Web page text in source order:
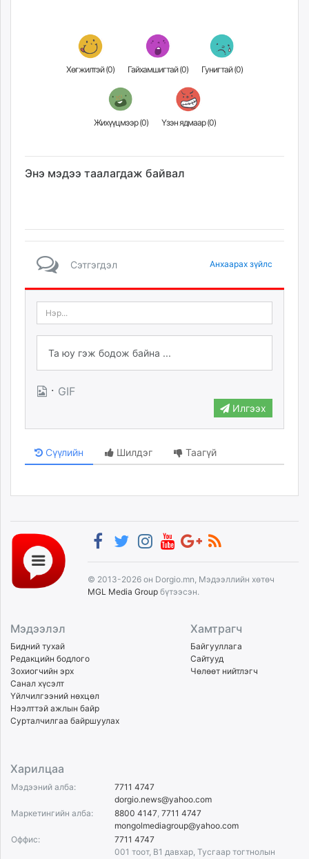
Хөгжилтэй (0) Гайхамшигтай (0) Гунигтай (0)
Жихүүцмээр (0) Үзэн ядмаар (0)
Энэ мэдээ таалагдаж байвал
Сэтгэгдэл Анхаарах зүйлс
· GIF
Илгээх
Сүүлийн Шилдэг Таагүй
© 2013-2026 он Dorgio.mn, Мэдээллийн хөтөч
MGL Media Group бүтээсэн.
Мэдээлэл
Бидний тухай
Редакцийн бодлого
Зохиогчийн эрх
Санал хүсэлт
Үйлчилгээний нөхцөл
Нээлттэй ажлын байр
Сурталчилгаа байршуулах
Хамтрагч
Байгууллага
Сайтууд
Чөлөөт нийтлэгч
Харилцаа
Мэдээний алба:
7711 4747
dorgio.news@yahoo.com
Маркетингийн алба:
8800 4147 7711 4747
mongolmediagroup@yahoo.com
Оффис:
7711 4747
001 тоот, B1 давхар, Тусгаар тогтнолын